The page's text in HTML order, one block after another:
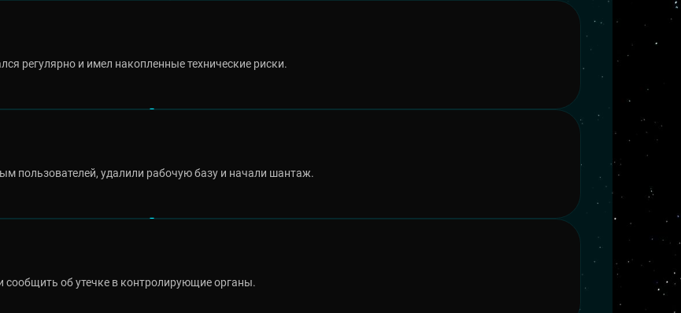
регулярно и имел накопленные технические риски.
пользователей, удалили рабочую базу и начали шантаж.
об утечке в контролирующие органы.